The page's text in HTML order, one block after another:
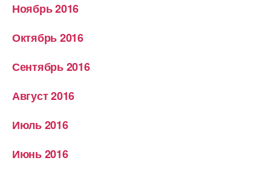
Ноябрь 2016
Октябрь 2016
Сентябрь 2016
Август 2016
Июль 2016
Июнь 2016